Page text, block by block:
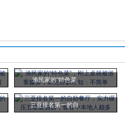
渔民家的“特色菜
三亚排名第一的自